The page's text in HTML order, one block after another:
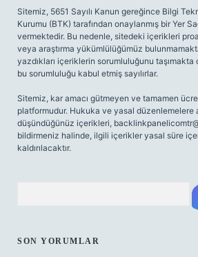
Sitemiz, 5651 Sayılı Kanun gereğince Bilgi
Kurumu (BTK) tarafından onaylanmış bir Yer
vermektedir. Bu nedenle, sitedeki içerikleri
veya araştırma yükümlülüğümüz
yazdıkları içeriklerin sorumluluğunu
bu sorumluluğu kabul etmiş sayılırlar.
Sitemiz, kar amacı gütmeyen ve tamamen
platformudur. Hukuka ve yasal düzenlemelere
düşündüğünüz içerikleri,
bildirmeniz halinde, ilgili içerikler yasal süre
kaldırılacaktır.
SON YORUMLAR